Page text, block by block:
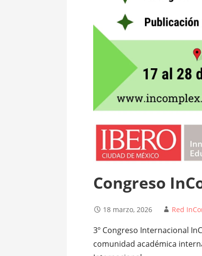
Congreso
18 marzo, 2026 Red
3º Congreso Internacional
comunidad académica